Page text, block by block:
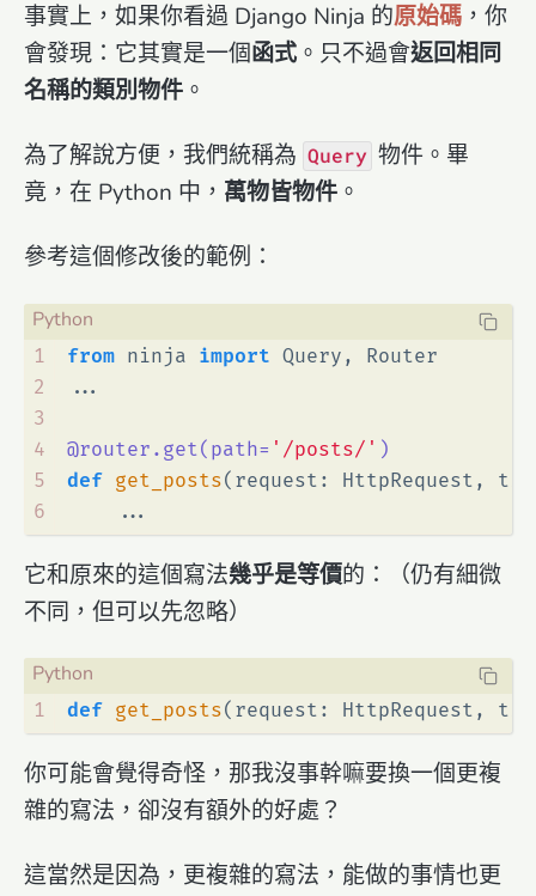
事實上，如果你看過 Django Ninja 的原始碼 ，你
會發現：它其實是一個函式 。只不過會返回相同
名稱的類別物件 。
為了解說方便，我們統稱為 Query 物件。畢
竟，在 Python 中， 萬物皆物件 。
參考這個修改後的範例：
1
2
3
4
5
6
from ninja import Query, Router
...
@router.get( path= '/posts/' )
def get_posts( request: HttpRequest,
    ...
它和原來的這個寫法幾乎是等價的：（仍有細微
不同，但可以先忽略）
1 def get_posts( request: HttpRequest,
你可能會覺得奇怪，那我沒事幹嘛要換一個更複
雜的寫法，卻沒有額外的好處？
這當然是因為，更複雜的寫法，能做的事情也更